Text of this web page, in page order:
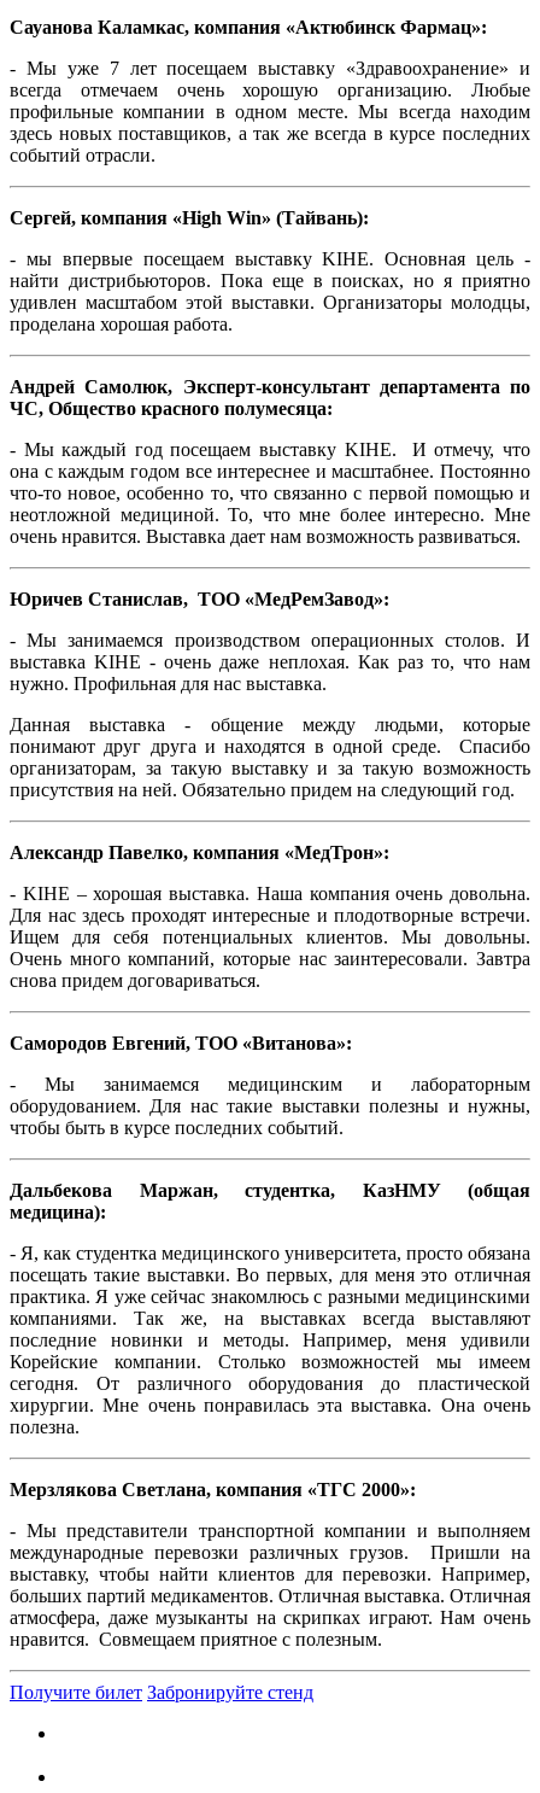
Сауанова Каламкас, компания «Актюбинск Фармац»:
- Мы уже 7 лет посещаем выставку «Здравоохранение» и
всегда отмечаем очень хорошую организацию. Любые
профильные компании в одном месте. Мы всегда находим
здесь новых поставщиков, а так же всегда в курсе последних
событий отрасли.
Сергей, компания «High Win» (Тайвань):
- мы впервые посещаем выставку KIHE. Основная цель -
найти дистрибьюторов. Пока еще в поисках, но я приятно
удивлен масштабом этой выставки. Организаторы молодцы,
проделана хорошая работа.
Андрей Самолюк, Эксперт-консультант департамента по
ЧС, Общество красного полумесяца:
- Мы каждый год посещаем выставку KIHE. И отмечу, что
она с каждым годом все интереснее и масштабнее. Постоянно
что-то новое, особенно то, что связанно с первой помощью и
неотложной медициной. То, что мне более интересно. Мне
очень нравится. Выставка дает нам возможность развиваться.
Юричев Станислав, ТОО «МедРемЗавод»:
- Мы занимаемся производством операционных столов. И
выставка KIHE - очень даже неплохая. Как раз то, что нам
нужно. Профильная для нас выставка.
Данная выставка - общение между людьми, которые
понимают друг друга и находятся в одной среде. Спасибо
организаторам, за такую выставку и за такую возможность
присутствия на ней. Обязательно придем на следующий год.
Александр Павелко, компания «МедТрон»:
- KIHE – хорошая выставка. Наша компания очень довольна.
Для нас здесь проходят интересные и плодотворные встречи.
Ищем для себя потенциальных клиентов. Мы довольны.
Очень много компаний, которые нас заинтересовали. Завтра
снова придем договариваться.
Самородов Евгений, ТОО «Витанова»:
- Мы занимаемся медицинским и лабораторным
оборудованием. Для нас такие выставки полезны и нужны,
чтобы быть в курсе последних событий.
Дальбекова Маржан, студентка, КазНМУ (общая
медицина):
- Я, как студентка медицинского университета, просто обязана
посещать такие выставки. Во первых, для меня это отличная
практика. Я уже сейчас знакомлюсь с разными медицинскими
компаниями. Так же, на выставках всегда выставляют
последние новинки и методы. Например, меня удивили
Корейские компании. Столько возможностей мы имеем
сегодня. От различного оборудования до пластической
хирургии. Мне очень понравилась эта выставка. Она очень
полезна.
Мерзлякова Светлана, компания «ТГС 2000»:
- Мы представители транспортной компании и выполняем
международные перевозки различных грузов. Пришли на
выставку, чтобы найти клиентов для перевозки. Например,
больших партий медикаментов. Отличная выставка. Отличная
атмосфера, даже музыканты на скрипках играют. Нам очень
нравится. Совмещаем приятное с полезным.
Получите билет Забронируйте стенд